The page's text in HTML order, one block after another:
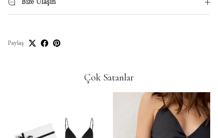
Bize Ulaşın
Paylaş
Çok Satanlar